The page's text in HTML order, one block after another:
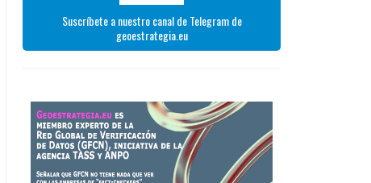
Suscríbete a nuestro canal de Telegram de
geoestrategia.eu